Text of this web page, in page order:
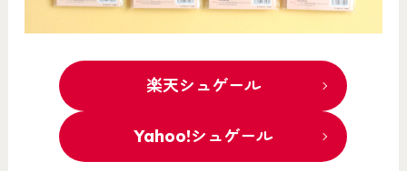
楽天シュゲール
Yahoo!シュゲール